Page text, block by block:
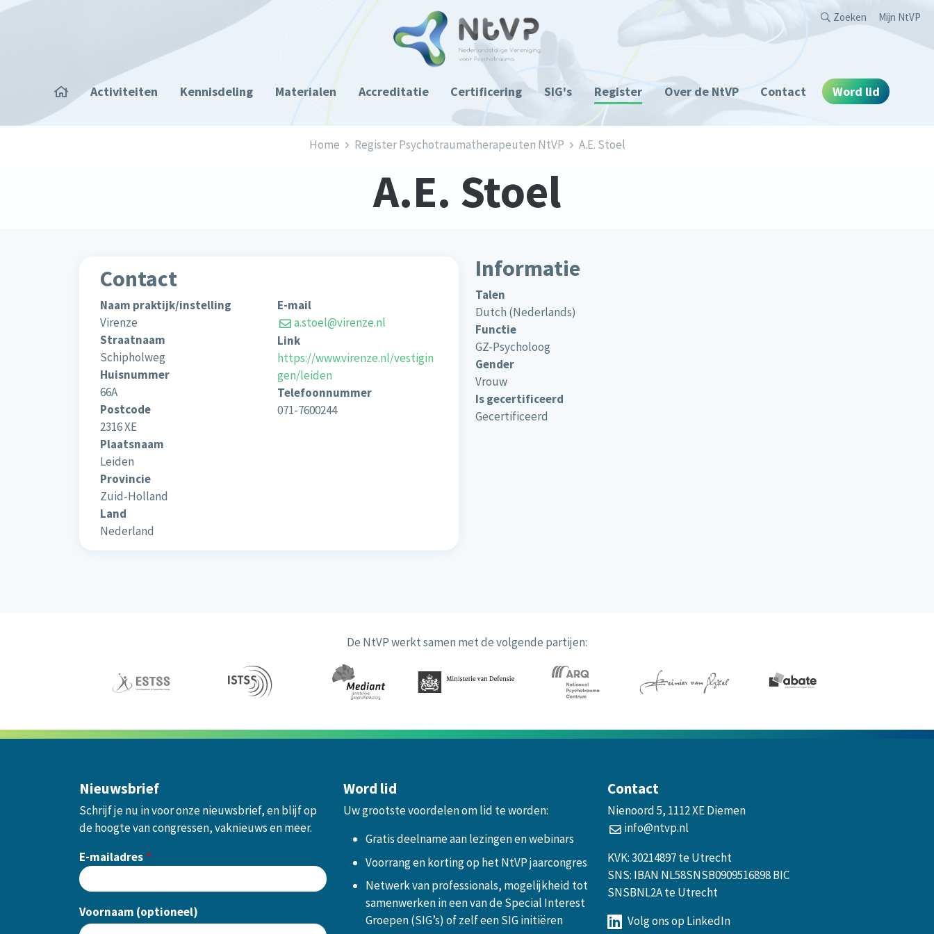
Home Activiteiten Kennisdeling Materialen Accreditatie Certificering SIG's Register Over de NtVP Contact Word lid
Zoeken Mijn NtVP
Home Register Psychotraumatherapeuten NtVP A.E. Stoel
A.E. Stoel
Contact
Naam praktijk/instelling
Virenze
Straatnaam
Schipholweg
Huisnummer
66A
Postcode
2316 XE
Plaatsnaam
Leiden
Provincie
Zuid-Holland
Land
Nederland
E-mail
a.stoel@virenze.nl
Link
https://www.virenze.nl/vestigin
gen/leiden
Telefoonnummer
071-7600244
Informatie
Talen
Dutch (Nederlands)
Functie
GZ-Psycholoog
Gender
Vrouw
Is gecertificeerd
Gecertificeerd
De NtVP werkt samen met de volgende partijen:
Nieuwsbrief
Schrijf je nu in voor onze nieuwsbrief, en blijf op
de hoogte van congressen, vaknieuws en meer.
E-mailadres
Voornaam (optioneel)
Word lid
Uw grootste voordelen om lid te worden:
Gratis deelname aan lezingen en webinars
Voorrang en korting op het NtVP jaarcongres
Netwerk van professionals, mogelijkheid tot
samenwerken in een van de Special Interest
Groepen (SIG’s) of zelf een SIG initiëren
Contact
Nienoord 5, 1112 XE Diemen
info@ntvp.nl
KVK: 30214897 te Utrecht
SNS: IBAN NL58SNSB0909516898 BIC
SNSBNL2A te Utrecht
Volg ons op LinkedIn